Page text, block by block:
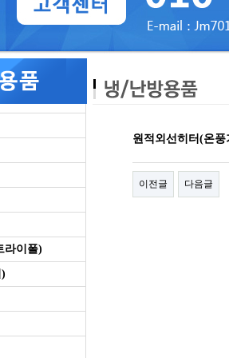
라이폴)
원적외선히터(온풍
이전글 다음글